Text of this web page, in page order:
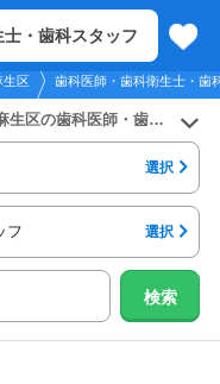
メニュー
生区 歯科医師・歯科衛生士・歯
・歯科スタッフ
バイト・アルバイト・パートの求人募集情報
選択
フ 選択
検索